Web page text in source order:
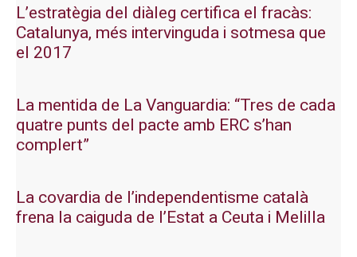
L’estratègia del diàleg certifica el fracàs:
Catalunya, més intervinguda i sotmesa que
el 2017
La mentida de La Vanguardia: “Tres de cada
quatre punts del pacte amb ERC s’han
complert”
La covardia de l’independentisme català
frena la caiguda de l’Estat a Ceuta i Melilla